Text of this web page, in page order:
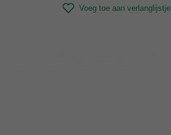
Voeg toe aan verlanglijstje